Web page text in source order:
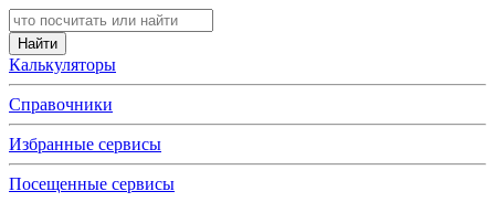
Калькуляторы
Справочники
Избранные сервисы
Посещенные сервисы